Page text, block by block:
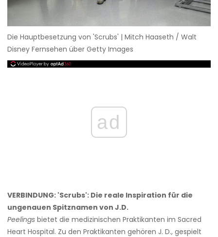
Die Hauptbesetzung von 'Scrubs' | Mitch Haaseth / Walt
Disney Fernsehen über Getty Images
ad
VERBINDUNG: 'Scrubs': Die reale Inspiration für die
ungenauen Spitznamen von J.D.
Peelings bietet die medizinischen Praktikanten im Sacred
Heart Hospital. Zu den Praktikanten gehören J. D., gespielt